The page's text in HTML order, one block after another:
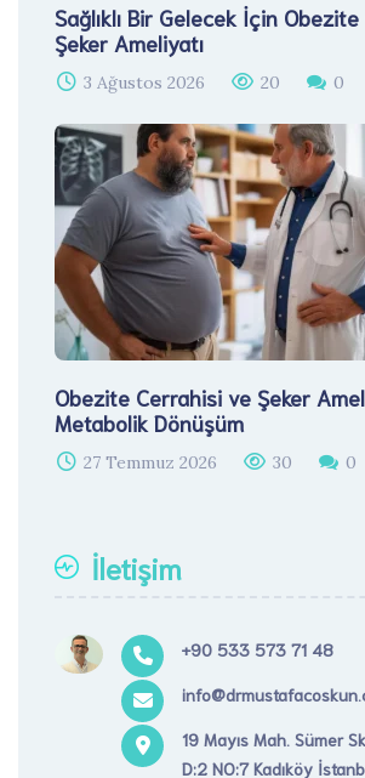
Sağlıklı Bir Gelecek İçin
Şeker Ameliyatı
3 Ağustos 2026 20 0
Obezite Cerrahisi ve Şeker
Metabolik Dönüşüm
27 Temmuz 2026 30 0
İletişim
+90 533 573 71 48
19 Mayıs Mah. Sümer
D:2 NO:7 Kadıköy